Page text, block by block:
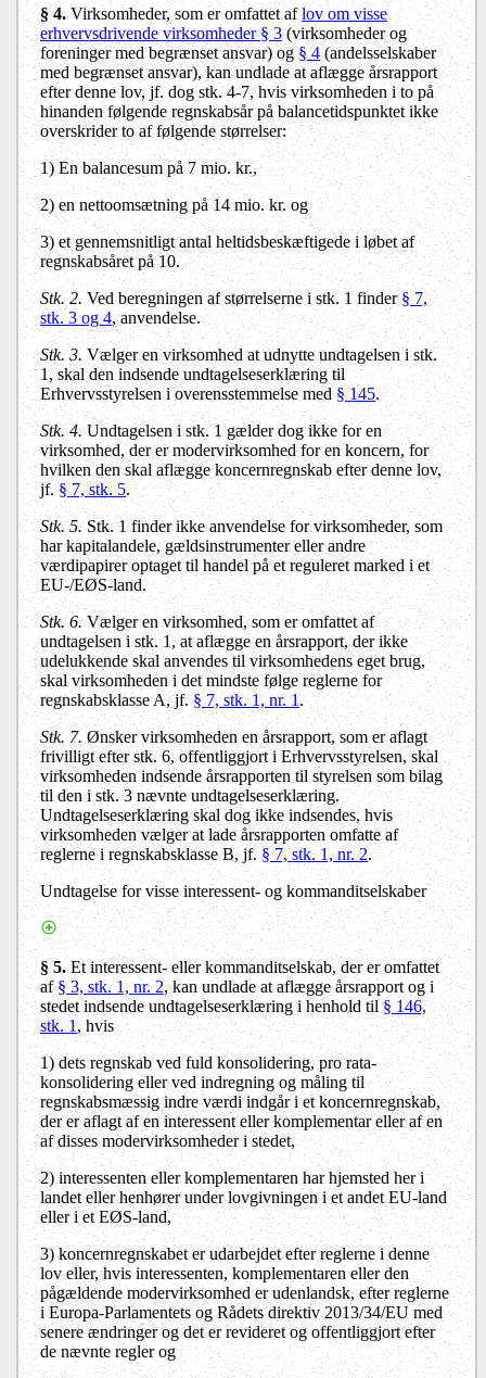
§ 4. Virksomheder, som er omfattet aflov om visse
erhvervsdrivende virksomheder § 3(virksomheder og
foreninger med begrænset ansvar) og§ 4(andelsselskaber
med begrænset ansvar), kan undlade at aflægge årsrapport
efter denne lov, jf. dog stk. 4-7, hvis virksomheden i to på
hinanden følgende regnskabsår på balancetidspunktet ikke
overskrider to af følgende størrelser:
1) En balancesum på 7 mio. kr.,
2) en nettoomsætning på 14 mio. kr. og
3) et gennemsnitligt antal heltidsbeskæftigede i løbet af
regnskabsåret på 10.
Stk. 2. Ved beregningen af størrelserne i stk. 1 finder§ 7,
stk. 3og 4, anvendelse.
Stk. 3. Vælger en virksomhed at udnytte undtagelsen i stk.
1, skal den indsende undtagelseserklæring til
Erhvervsstyrelsen i overensstemmelse med§ 145.
Stk. 4. Undtagelsen i stk. 1 gælder dog ikke for en
virksomhed, der er modervirksomhed for en koncern, for
hvilken den skal aflægge koncernregnskab efter denne lov,
jf.§ 7, stk. 5.
Stk. 5.Stk. 1 finder ikke anvendelse for virksomheder, som
har kapitalandele, gældsinstrumenter eller andre
værdipapirer optaget til handel på et reguleret marked i et
EU-/EØS-land.
Stk. 6. Vælger en virksomhed, som er omfattet af
undtagelsen i stk. 1, at aflægge en årsrapport, der ikke
udelukkende skal anvendes til virksomhedens eget brug,
skal virksomheden i det mindste følge reglerne for
regnskabsklasse A, jf.§ 7, stk. 1, nr. 1 .
Stk. 7. Ønsker virksomheden en årsrapport, som er aflagt
frivilligt efter stk. 6, offentliggjort i Erhvervsstyrelsen, skal
virksomheden indsende årsrapporten til styrelsen som bilag
til den i stk. 3 nævnte undtagelseserklæring.
Undtagelseserklæring skal dog ikke indsendes, hvis
virksomheden vælger at lade årsrapporten omfatte af
reglerne i regnskabsklasse B, jf. § 7, stk. 1, nr. 2.
Undtagelse for visse interessent- og kommanditselskaber
§ 5. Et interessent- eller kommanditselskab, der er omfattet
af§ 3, stk. 1, nr. 2, kan undlade at aflægge årsrapport og i
stedet indsende undtagelseserklæring i henhold til § 146,
stk. 1, hvis
1) dets regnskab ved fuld konsolidering, pro rata-
konsolidering eller ved indregning og måling til
regnskabsmæssig indre værdi indgår i et koncernregnskab,
der er aflagt af en interessent eller komplementar eller af en
af disses modervirksomheder i stedet,
2) interessenten eller komplementaren har hjemsted her i
landet eller henhører under lovgivningen i et andet EU-land
eller i et EØS-land,
3) koncernregnskabet er udarbejdet efter reglerne i denne
lov eller, hvis interessenten, komplementaren eller den
pågældende modervirksomhed er udenlandsk, efter reglerne
i Europa-Parlamentets og Rådets direktiv 2013/34/EU med
senere ændringer og det er revideret og offentliggjort efter
de nævnte regler og